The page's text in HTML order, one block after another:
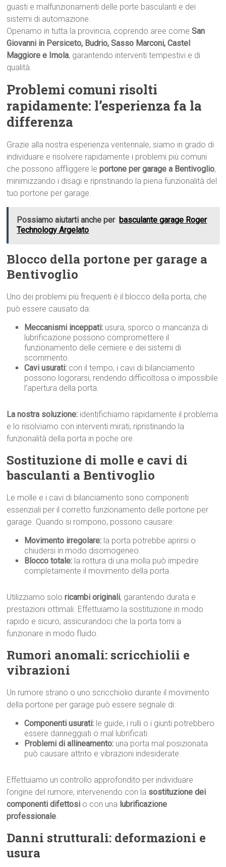
guasti e malfunzionamenti delle porte basculanti e dei
sistemi di automazione.
Operiamo in tutta la provincia, coprendo aree comeSan
Giovanni in Persiceto, Budrio, Sasso Marconi, Castel
Maggiore e Imola, garantendo interventi tempestivi e di
qualità.
Problemi comuni risolti
rapidamente: l’esperienza fa la
differenza
Grazie alla nostra esperienza ventennale, siamo in grado di
individuare e risolvere rapidamente i problemi più comuni
che possono affliggere leportone per garage a Bentivoglio,
minimizzando i disagi e ripristinando la piena funzionalità del
tuo portone per garage.
Possiamo aiutarti anche per basculante garage Roger
Technology Argelato
Blocco della portone per garage a
Bentivoglio
Uno dei problemi più frequenti è il blocco della porta, che
può essere causato da:
Meccanismi inceppati: usura, sporco o mancanza di
lubrificazione possono compromettere il
funzionamento delle cerniere e dei sistemi di
scorrimento.
Cavi usurati: con il tempo, i cavi di bilanciamento
possono logorarsi, rendendo difficoltosa o impossibile
l’apertura della porta.
La nostra soluzione: identifichiamo rapidamente il problema
e lo risolviamo con interventi mirati, ripristinando la
funzionalità della porta in poche ore.
Sostituzione di molle e cavi di
basculanti a Bentivoglio
Le molle e i cavi di bilanciamento sono componenti
essenziali per il corretto funzionamento delle portone per
garage. Quando si rompono, possono causare:
Movimento irregolare: la porta potrebbe aprirsi o
chiudersi in modo disomogeneo.
Blocco totale: la rottura di una molla può impedire
completamente il movimento della porta.
Utilizziamo soloricambi originali, garantendo durata e
prestazioni ottimali. Effettuiamo la sostituzione in modo
rapido e sicuro, assicurandoci che la porta torni a
funzionare in modo fluido.
Rumori anomali: scricchiolii e
vibrazioni
Un rumore strano o uno scricchiolio durante il movimento
della portone per garage può essere segnale di:
Componenti usurati: le guide, i rulli o i giunti potrebbero
essere danneggiati o mal lubrificati.
Problemi di allineamento: una porta mal posizionata
può causare attrito e vibrazioni indesiderate.
Effettuiamo un controllo approfondito per individuare
l’origine del rumore, intervenendo con la sostituzione dei
componenti difettosi o con una lubrificazione
professionale.
Danni strutturali: deformazioni e
usura